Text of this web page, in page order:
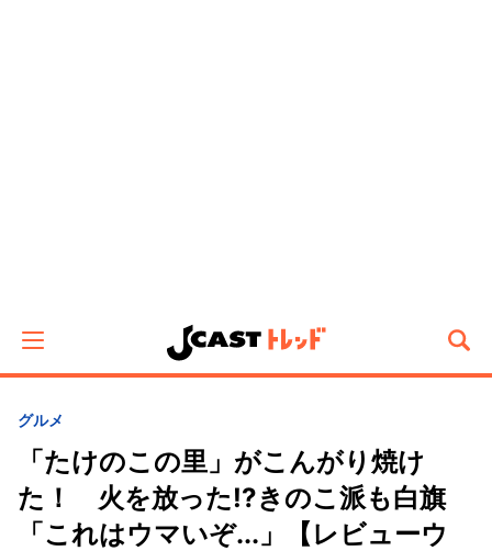
グルメ
「たけのこの里」がこんがり焼け
た！ 火を放った!?きのこ派も白旗
「これはウマいぞ...」【レビューウ